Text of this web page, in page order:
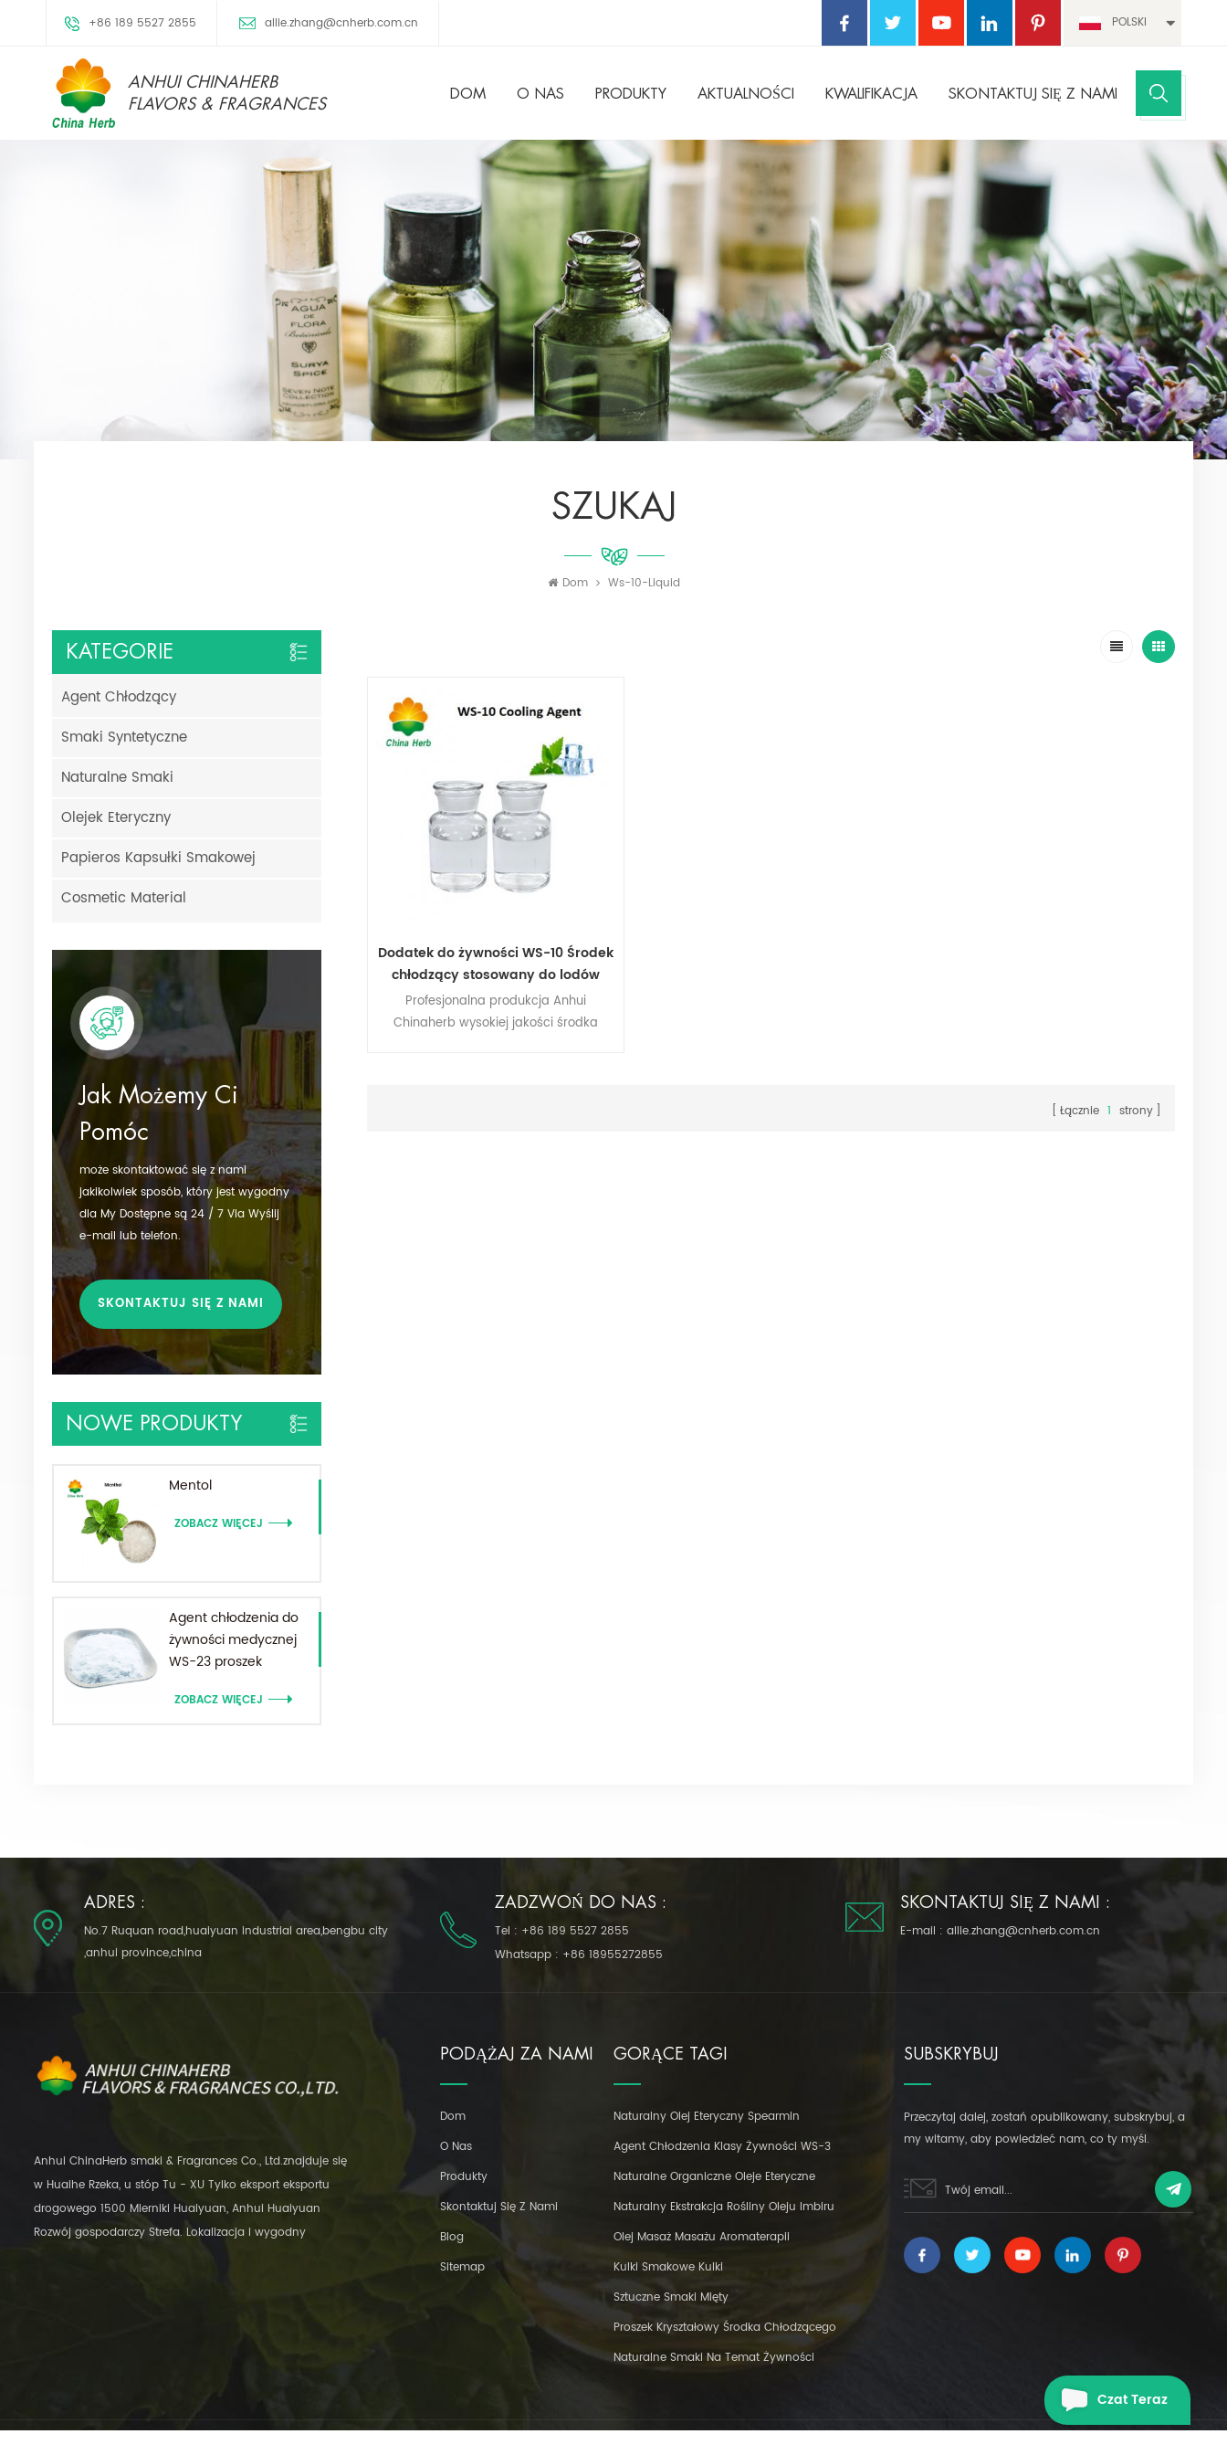
+86 189 5527 2855 allie.zhang@cnherb.com.cn POLSKI
ANHUI CHINAHERB
FLAVORS & FRAGRANCES
DOM O NAS PRODUKTY AKTUALNOŚCI KWALIFIKACJA SKONTAKTUJ SIĘ Z NAMI
SZUKAJ
Dom Ws-10-Liquid
KATEGORIE
Agent Chłodzący
Smaki Syntetyczne
Naturalne Smaki
Olejek Eteryczny
Papieros Kapsułki Smakowej
Cosmetic Material
Jak Możemy Ci
Pomóc
może skontaktować się z nami
jakikolwiek sposób, który jest wygodny
dla My Dostępne są 24 / 7 Via Wyślij
e-mail lub telefon.
SKONTAKTUJ SIĘ Z NAMI
NOWE PRODUKTY
Mentol
ZOBACZ WIĘCEJ
Agent chłodzenia do
żywności medycznej
WS-23 proszek
ZOBACZ WIĘCEJ
Dodatek do żywności WS-10 Środek
chłodzący stosowany do lodów
Profesjonalna produkcja Anhui
Chinaherb wysokiej jakości środka
Łącznie 1 strony
ADRES :
No.7 Ruquan road,huaiyuan industrial area,bengbu city
,anhui province,china
ZADZWOŃ DO NAS :
Tel : +86 189 5527 2855
Whatsapp : +86 18955272855
SKONTAKTUJ SIĘ Z NAMI :
E-mail : allie.zhang@cnherb.com.cn
Anhui ChinaHerb smaki & Fragrances Co., Ltd.znajduje się
w Huaihe Rzeka, u stóp Tu - XU Tylko eksport eksportu
drogowego 1500 Mierniki Huaiyuan, Anhui Huaiyuan
Rozwój gospodarczy Strefa. Lokalizacja i wygodny
PODĄŻAJ ZA NAMI
Dom
O Nas
Produkty
Skontaktuj Się Z Nami
Blog
Sitemap
GORĄCE TAGI
Naturalny Olej Eteryczny Spearmin
Agent Chłodzenia Klasy Żywności WS-3
Naturalne Organiczne Oleje Eteryczne
Naturalny Ekstrakcja Rośliny Oleju Imbiru
Olej Masaż Masażu Aromaterapii
Kulki Smakowe Kulki
Sztuczne Smaki Mięty
Proszek Kryształowy Środka Chłodzącego
Naturalne Smaki Na Temat Żywności
SUBSKRYBUJ
Przeczytaj dalej, zostań opublikowany, subskrybuj, a
my witamy, aby powiedzieć nam, co ty myśl.
Czat Teraz